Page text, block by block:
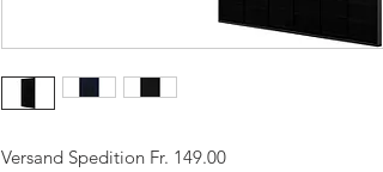
Versand Spedition Fr. 149.00